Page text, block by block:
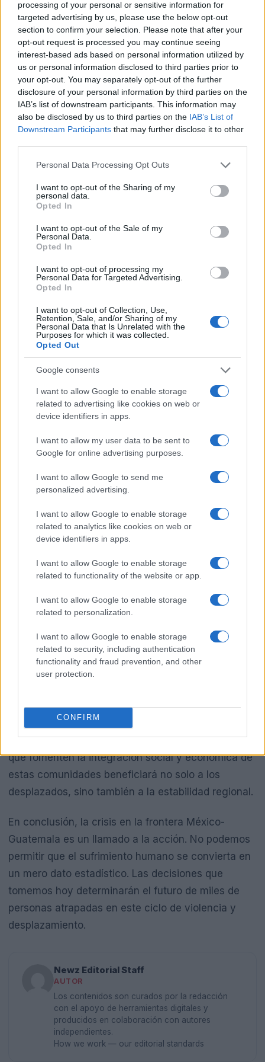
processing of your personal or sensitive information for
targeted advertising by us, please use the below opt-out
section to confirm your selection. Please note that after your
opt-out request is processed you may continue seeing
interest-based ads based on personal information utilized by
us or personal information disclosed to third parties prior to
your opt-out. You may separately opt-out of the further
disclosure of your personal information by third parties on the
IAB’s list of downstream participants. This information may
also be disclosed by us to third parties on the IAB’s List of
Downstream Participants that may further disclose it to other
Please note that this website/app uses one or more Google
not limited to your visit or usage behaviour. You may click to
grant or deny consent to Google and its third-party tags to
use your data for below specified purposes in below Google
consent section.
Personal Data Processing Opt Outs
I want to opt-out of the Sharing of my
personal data.
Opted In
I want to opt-out of the Sale of my
Personal Data.
Opted In
I want to opt-out of processing my
Personal Data for Targeted Advertising.
Opted In
I want to opt-out of Collection, Use,
Retention, Sale, and/or Sharing of my
Personal Data that Is Unrelated with the
Purposes for which it was collected.
Opted Out
Google consents
I want to allow Google to enable storage
related to advertising like cookies on web or
device identifiers in apps.
I want to allow my user data to be sent to
Google for online advertising purposes.
I want to allow Google to send me
personalized advertising.
I want to allow Google to enable storage
related to analytics like cookies on web or
device identifiers in apps.
I want to allow Google to enable storage
related to functionality of the website or app.
I want to allow Google to enable storage
related to personalization.
I want to allow Google to enable storage
related to security, including authentication
functionality and fraud prevention, and other
user protection.
CONFIRM
sociedad civil trabajen juntas para entender las
complejas dinámicas que llevan a estas familias a
huir. Crear programas de asistencia que atiendan
las necesidades de las comunidades desplazadas
es esencial para evitar que la crisis se profundice.
estas crisis es fundamental. La falta de un enfoque
estructurado puede conducir a un estrés social
creciente y a la fragmentación de comunidades, lo
que, a su vez, puede resultar en más violencia y
desplazamiento. ¿Qué medidas se están tomando
Reflexiones finales y acciones
recomendadas
Frente a este panorama, es crucial que tanto
México como Guatemala reconsideren sus
estrategias de seguridad y asistencia humanitaria.
La cooperación entre ambas naciones debe ser una
inmediato del desplazamiento, sino también para
desarrollo social y económico de las regiones más
afectadas.
comunicados y colaborar con organizaciones no
gubernamentales para ofrecer un apoyo integral a
las familias desplazadas. Implementar programas
que fomenten la integración social y económica de
estas comunidades beneficiará no solo a los
desplazados, sino también a la estabilidad regional.
En conclusión, la crisis en la frontera México-
Guatemala es un llamado a la acción. No podemos
permitir que el sufrimiento humano se convierta en
un mero dato estadístico. Las decisiones que
tomemos hoy determinarán el futuro de miles de
personas atrapadas en este ciclo de violencia y
desplazamiento.
Newz Editorial Staff
AUTOR
Los contenidos son curados por la redacción
con el apoyo de herramientas digitales y
producidos en colaboración con autores
independientes.
How we work — our editorial standards